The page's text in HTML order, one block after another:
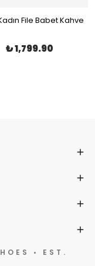
File Babet Kahve
₺ 1,799.90
• EST.